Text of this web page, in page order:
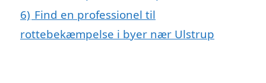
6) Find en professionel til
rottebekæmpelse i byer nær Ulstrup